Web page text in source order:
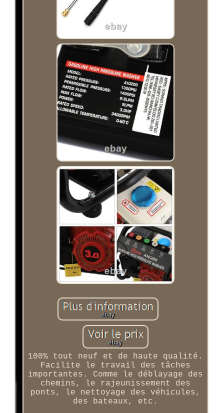
100% tout neuf et de haute qualité.
Facilite le travail des tâches
importantes. Comme le déblayage des
chemins, le rajeunissement des
ponts, le nettoyage des véhicules,
des bateaux, etc.